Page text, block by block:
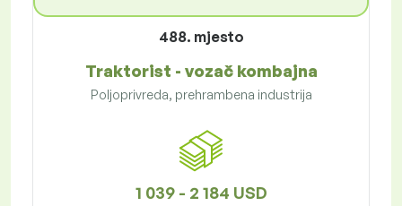
488. mjesto
Traktorist - vozač kombajna
Poljoprivreda, prehrambena industrija
1 039 - 2 184 USD